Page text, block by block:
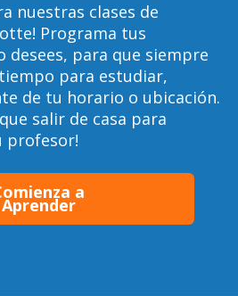
nuestras clases de
Programa tus
desees, para que siempre
para estudiar,
de tu horario o ubicación.
salir de casa para
profesor!
a
Aprender